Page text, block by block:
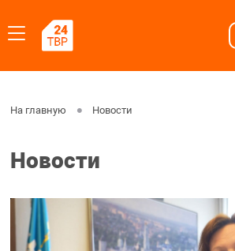
На главную Новости
Новости